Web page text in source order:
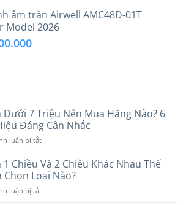
âm trần Airwell AMC48D-01T
Model 2026
Dưới 7 Triệu Nên Mua Hãng Nào? 6
Đáng Cân Nhắc
luận bị tắtở
Lạnh
Dưới
7
Triệu
1 Chiều Và 2 Chiều Khác Nhau Thế
Chọn Loại Nào?
luận bị tắtở